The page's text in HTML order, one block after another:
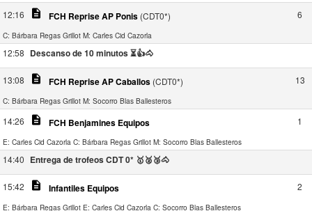
12:16 description FCH Reprise AP Ponis (CDT0*) 6
C: Bárbara Regas Grillot M: Carles Cid Cazorla
12:58 Descanso de 10 minutos ⏳👍🐴
13:08 description FCH Reprise AP Caballos (CDT0*) 13
C: Bárbara Regas Grillot M: Socorro Blas Ballesteros
14:26 description FCH Benjamines Equipos 1
E: Carles Cid Cazorla C: Bárbara Regas Grillot M: Socorro Blas Ballesteros
14:40 Entrega de trofeos CDT 0* 🥇🥈🥉🐴
15:42 description Infantiles Equipos 2
E: Bárbara Regas Grillot E: Carles Cid Cazorla C: Socorro Blas Ballesteros